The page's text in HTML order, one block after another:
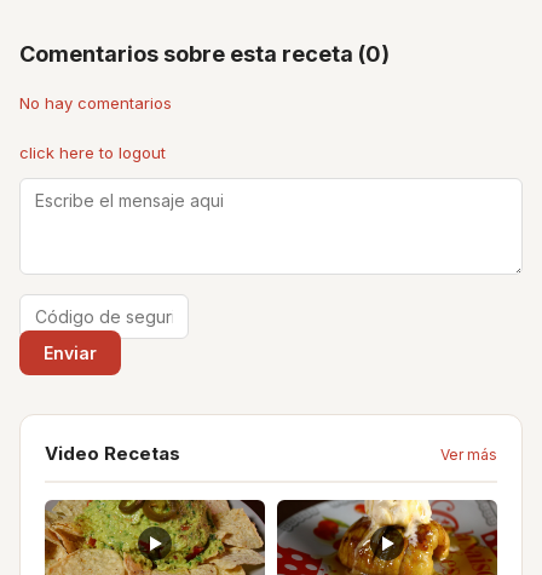
Comentarios sobre esta receta (0)
No hay comentarios
click here to logout
Video Recetas Ver más